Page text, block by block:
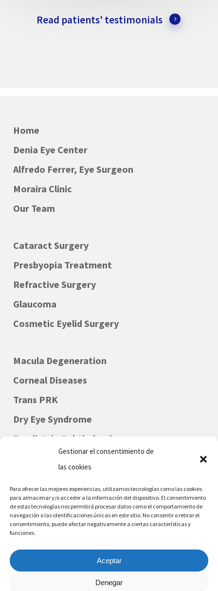
Gestionar el consentimiento de
las cookies
Para ofrecer las mejores experiencias, utilizamos tecnologías como las cookies
para almacenar y/o acceder a la información del dispositivo. El consentimiento
de estas tecnologías nos permitirá procesar datos como el comportamiento de
navegación o las identificaciones únicas en este sitio. No consentir o retirar el
consentimiento, puede afectar negativamente a ciertas características y
funciones.
Aceptar
Denegar
Read patients' testimonials
Home
Denia Eye Center
Alfredo Ferrer, Eye Surgeon
Moraira Clinic
Our Team
Cataract Surgery
Presbyopia Treatment
Refractive Surgery
Glaucoma
Cosmetic Eyelid Surgery
Macula Degeneration
Corneal Diseases
Trans PRK
Dry Eye Syndrome
Paediatric Ophthalmology
Phone Nr: (+34) 96 642 6226